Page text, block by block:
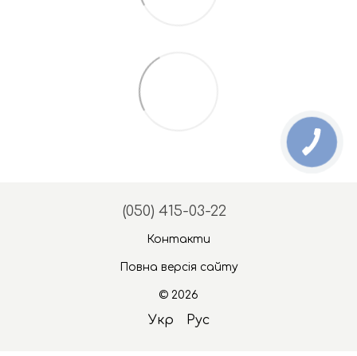
(050) 415-03-22
Контакти
Повна версія сайту
© 2026
Укр Рус